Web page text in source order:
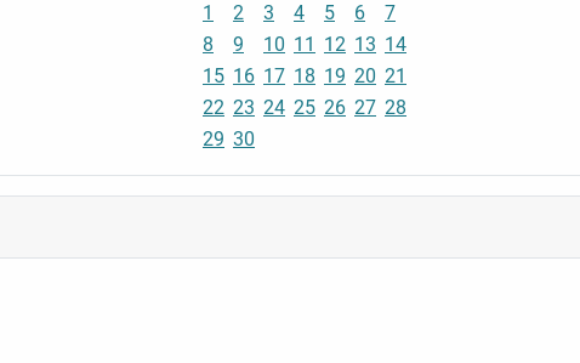
1
2 3 4 5 6
7
8
9 10 11 12 13 14
15 16 17 18 19 20 21
22 23 24 25 26 27 28
29 30